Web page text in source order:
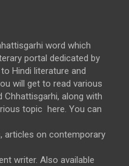
word which
portal dedicated by
Hindi literature and
will get to read various
along with
topic here. You can
articles on contemporary
writer. Also available